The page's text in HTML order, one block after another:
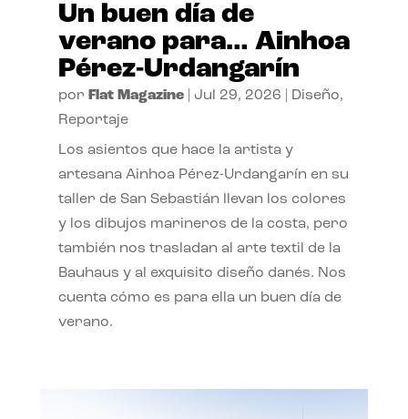
Un buen día de
verano para… Ainhoa
Pérez-Urdangarín
por Flat Magazine| Jul 29, 2026 Diseño,
Reportaje
Los asientos que hace la artista y
artesana Ainhoa Pérez-Urdangarín en su
taller de San Sebastián llevan los colores
y los dibujos marineros de la costa, pero
también nos trasladan al arte textil de la
Bauhaus y al exquisito diseño danés. Nos
cuenta cómo es para ella un buen día de
verano.